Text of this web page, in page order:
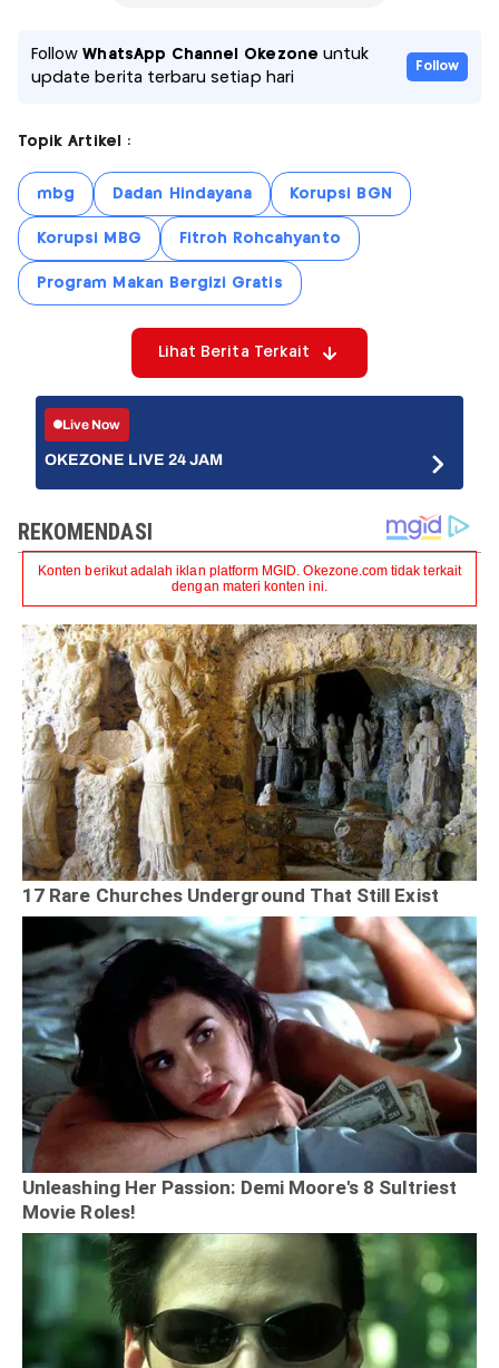
FollowWhatsApp Channel Okezone untuk
update berita terbaru setiap hari
Follow
Topik Artikel :
mbg Dadan Hindayana Korupsi BGN
Korupsi MBG Fitroh Rohcahyanto
Program Makan Bergizi Gratis
Lihat Berita Terkait
Live Now
OKEZONE LIVE 24 JAM